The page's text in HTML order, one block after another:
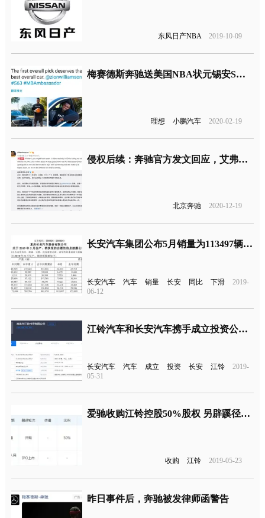
东风日产NBA 2019-10-09
梅赛德斯奔驰送美国NBA状元锡安S级AMG惹争议
理想 小鹏汽车 2020-02-19
侵权后续：奔驰官方发文回应，艾弗森如此评论
北京奔驰 2020-12-19
长安汽车集团公布5月销量为113497辆 同比下滑34.7%
长安汽车 汽车 销量 长安 同比 下滑
2019-
06-12
江铃汽车和长安汽车携手成立投资公司 注册资本10亿元
长安汽车 汽车 成立 投资 长安 江铃
2019-
05-31
爱驰收购江铃控股50%股权 另辟蹊径拿生产资质
收购 江铃 2019-05-23
昨日事件后，奔驰被发律师函警告